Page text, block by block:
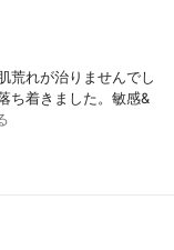
荒れが治りませんでし
ち着きました。敏感&